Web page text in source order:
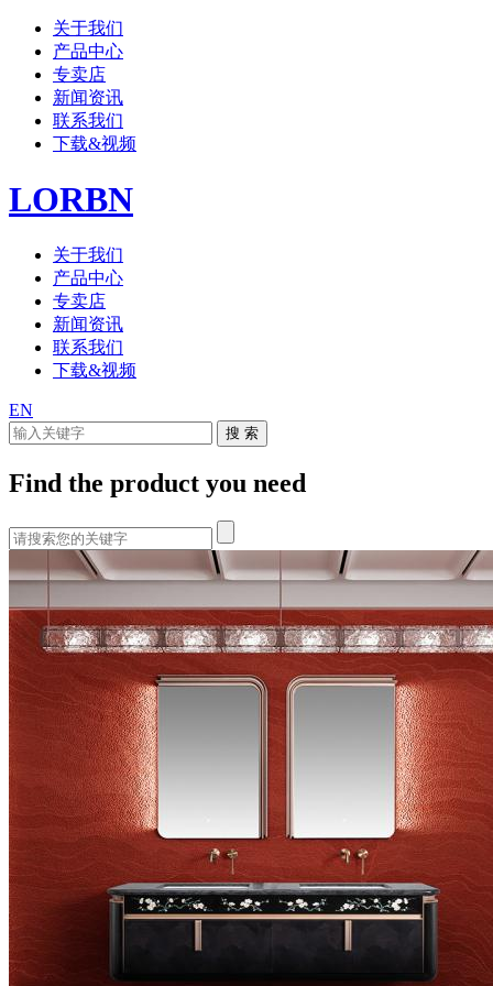
关于我们
产品中心
专卖店
新闻资讯
联系我们
下载&视频
LORBN
关于我们
产品中心
专卖店
新闻资讯
联系我们
下载&视频
EN
Find the product you need